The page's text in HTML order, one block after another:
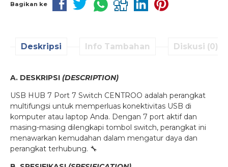
Bagikan ke
Deskripsi Info Tambahan Diskusi (0)
A. DESKRIPSI (DESCRIPTION)
USB HUB 7 Port 7 Switch CENTROO adalah perangkat
multifungsi untuk memperluas konektivitas USB di
komputer atau laptop Anda. Dengan 7 port aktif dan
masing-masing dilengkapi tombol switch, perangkat ini
menawarkan kemudahan dalam mengatur daya dan
perangkat terhubung. 🔧